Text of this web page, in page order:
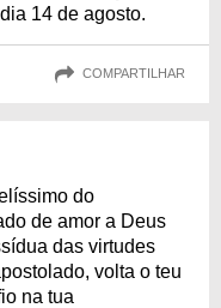
14 de agosto.
COMPARTILHAR
do
de amor a Deus
das virtudes
volta o teu
na tua